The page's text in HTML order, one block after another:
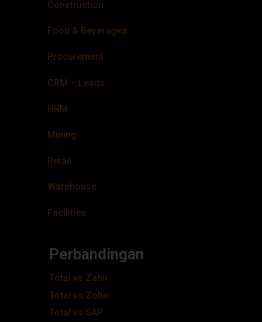
Construction
Food & Beverages
Procurement
CRM – Leads
HRM
Mining
Retail
Warehouse
Facilities
Perbandingan
Total vs Zahir
Total vs Zoho
Total vs SAP